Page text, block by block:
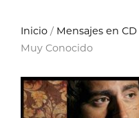
Inicio / Mensajes en CD
Muy Conocido